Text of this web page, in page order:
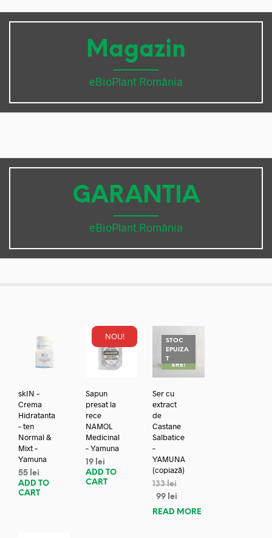
Magazin
eBioPlant România
GARANTIA
eBioPlant România
skIN –
Crema
Hidratanta
– ten
Normal &
Mixt –
Yamuna
55 lei
ADD TO
CART
NOU!
Sapun
presat la
rece
NAMOL
Medicinal
– Yamuna
19 lei
ADD TO
CART
STOC
EPUIZA
TREDUC
ERE!
Ser cu
extract
de
Castane
Salbatice
–
YAMUNA
(copiază)
133lei
99 lei
READ MORE